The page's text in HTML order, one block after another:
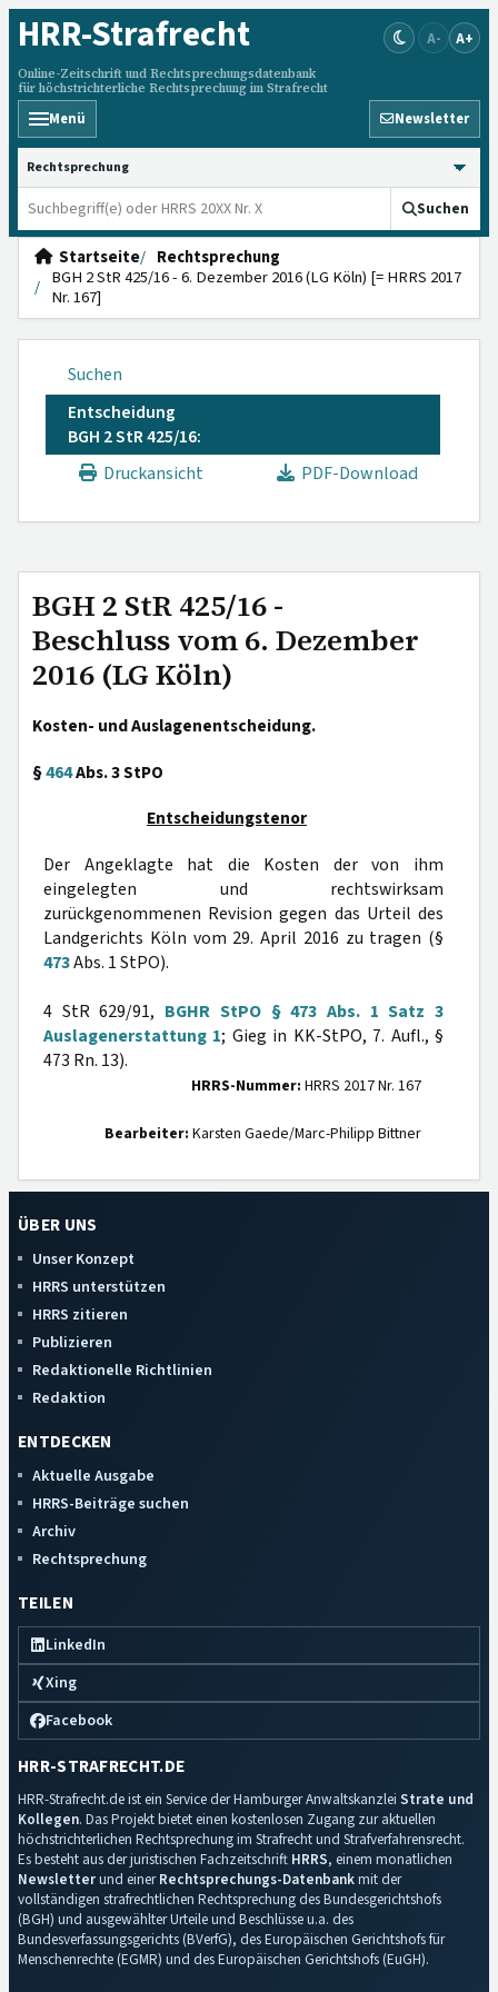
HRR-Strafrecht
Online-Zeitschrift und Rechtsprechungsdatenbank
für höchstrichterliche Rechtsprechung im Strafrecht
A- A+
Menü Newsletter
HRRS durchsuchen
Suchen
Startseite
Rechtsprechung
BGH 2 StR 425/16 - 6. Dezember 2016 (LG Köln) [= HRRS 2017
Nr. 167]
Suchen
Entscheidung
BGH 2 StR 425/16:
Druckansicht
PDF-Download
BGH 2 StR 425/16 -
Beschluss vom 6. Dezember
2016 (LG Köln)
Kosten- und Auslagenentscheidung.
§464Abs. 3 StPO
Entscheidungstenor
Der Angeklagte hat die Kosten der von ihm
eingelegten und rechtswirksam
zurückgenommenen Revision gegen das Urteil des
Landgerichts Köln vom 29. April 2016 zu tragen (§
473Abs. 1 StPO).
4 StR 629/91, BGHR StPO § 473 Abs. 1 Satz 3
Auslagenerstattung 1; Gieg in KK-StPO, 7. Aufl., §
473 Rn. 13).
HRRS-Nummer: HRRS 2017 Nr. 167
Bearbeiter: Karsten Gaede/Marc-Philipp Bittner
ÜBER UNS
Unser Konzept
HRRS unterstützen
HRRS zitieren
Publizieren
Redaktionelle Richtlinien
Redaktion
ENTDECKEN
Aktuelle Ausgabe
HRRS-Beiträge suchen
Archiv
Rechtsprechung
TEILEN
LinkedIn
Xing
Facebook
HRR-STRAFRECHT.DE
HRR-Strafrecht.de ist ein Service der Hamburger Anwaltskanzlei Strate und
Kollegen. Das Projekt bietet einen kostenlosen Zugang zur aktuellen
höchstrichterlichen Rechtsprechung im Strafrecht und Strafverfahrensrecht.
Es besteht aus der juristischen Fachzeitschrift HRRS, einem monatlichen
Newsletterund einerRechtsprechungs-Datenbankmit der
vollständigen strafrechtlichen Rechtsprechung des Bundesgerichtshofs
(BGH) und ausgewählter Urteile und Beschlüsse u.a. des
Bundesverfassungsgerichts (BVerfG), des Europäischen Gerichtshofs für
Menschenrechte (EGMR) und des Europäischen Gerichtshofs (EuGH).